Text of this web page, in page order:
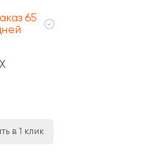
65
в 1 клик